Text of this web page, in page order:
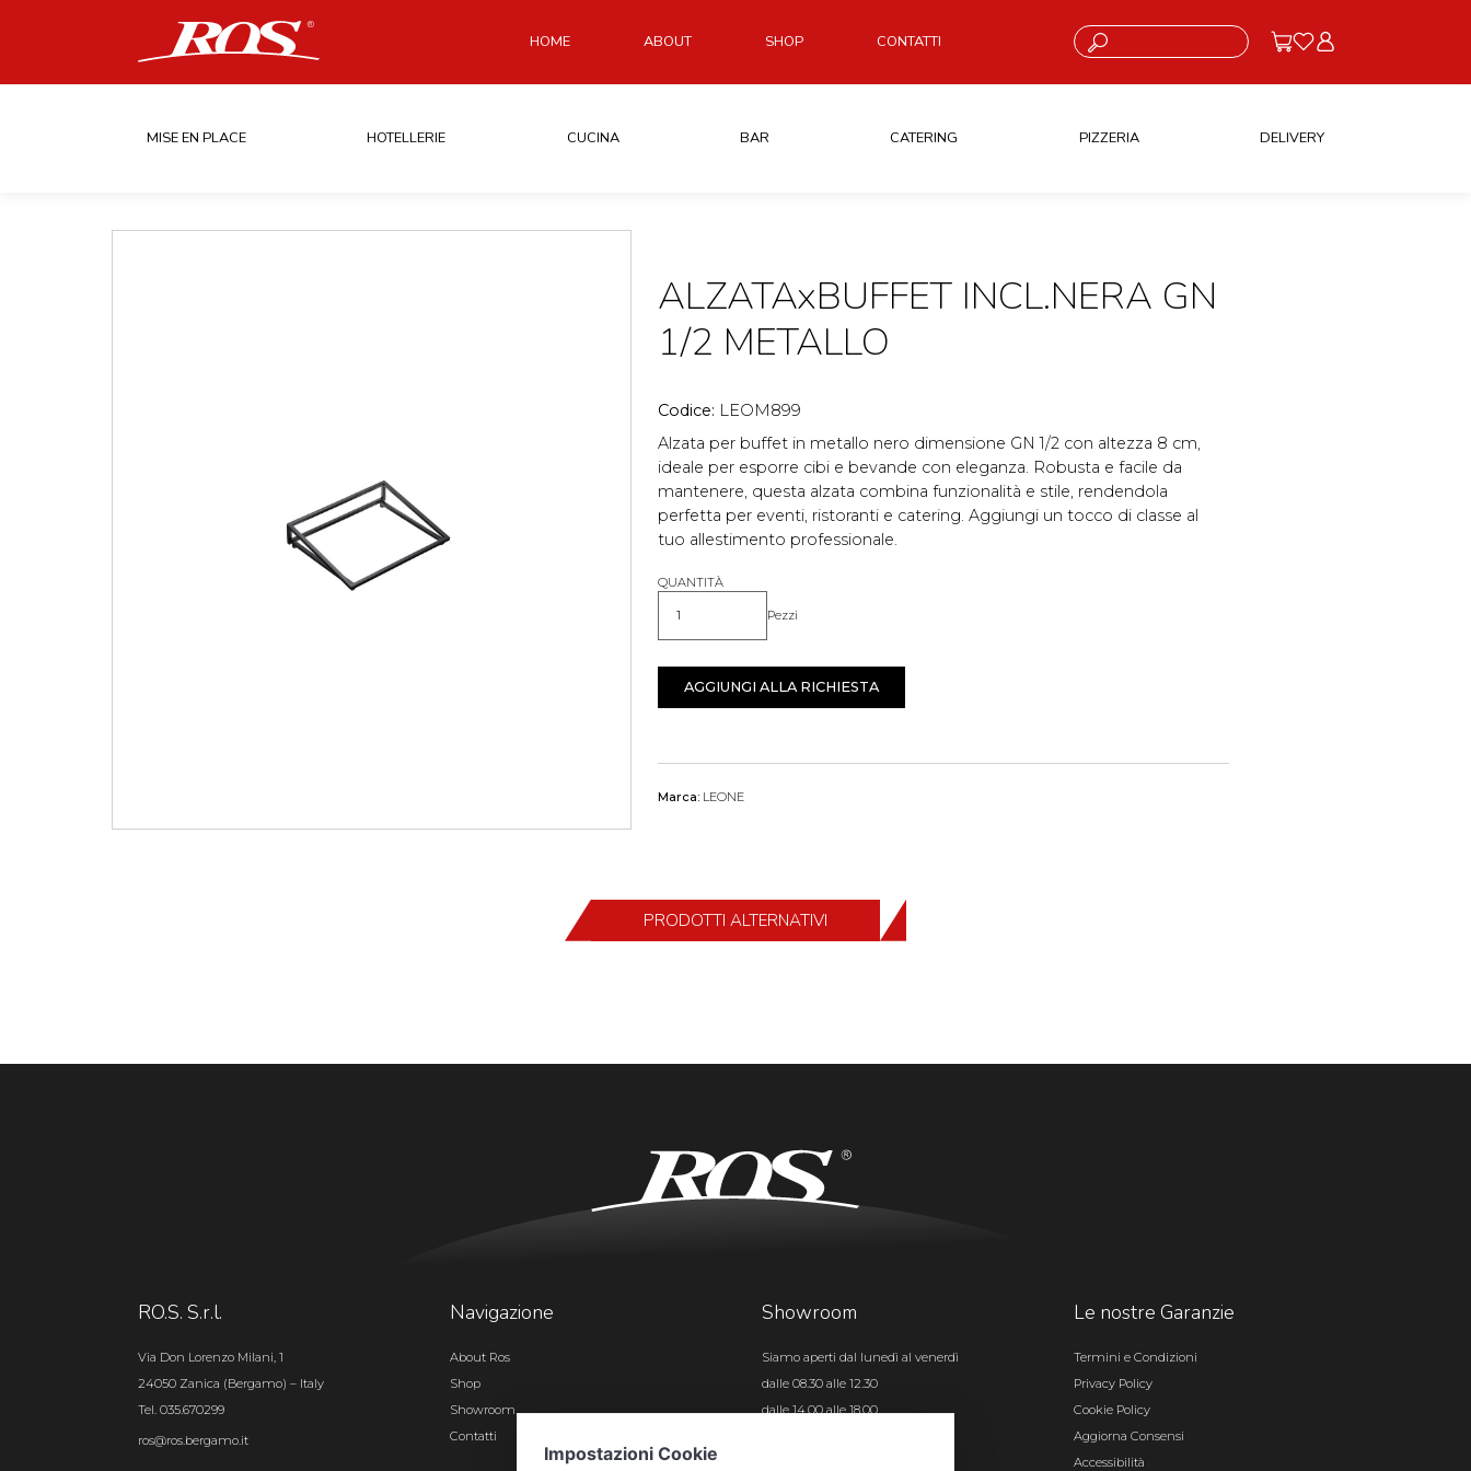
HOME ABOUT SHOP CONTATTI Cosa stai cercando?
MISE EN PLACE HOTELLERIE CUCINA BAR CATERING PIZZERIA DELIVERY
ALZATAxBUFFET INCL.NERA GN
1/2 METALLO
Codice: LEOM899
Alzata per buffet in metallo nero dimensione GN 1/2 con altezza 8 cm,
ideale per esporre cibi e bevande con eleganza. Robusta e facile da
mantenere, questa alzata combina funzionalità e stile, rendendola
perfetta per eventi, ristoranti e catering. Aggiungi un tocco di classe al
tuo allestimento professionale.
QUANTITÀ
Quantità Pezzi
AGGIUNGI ALLA RICHIESTA
Marca: LEONE
PRODOTTI ALTERNATIVI
RO.S. S.r.l.
Via Don Lorenzo Milani, 1
24050 Zanica (Bergamo) – Italy
Tel. 035.670299
ros@ros.bergamo.it
Navigazione
About Ros
Shop
Showroom
Contatti
Showroom
Siamo aperti dal lunedì al venerdì
dalle 08.30 alle 12.30
dalle 14.00 alle 18.00
Le nostre Garanzie
Termini e Condizioni
Privacy Policy
Cookie Policy
Aggiorna Consensi
Accessibilità